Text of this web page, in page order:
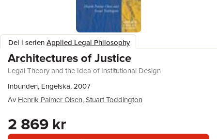
Del i serienApplied Legal Philosophy
Architectures of Justice
Legal Theory and the Idea of Institutional Design
Inbunden, Engelska, 2007
Av Henrik Palmer Olsen,Stuart Toddington
2 869 kr